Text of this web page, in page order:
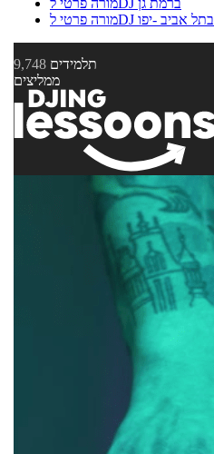
מורה פרטי לDJ בתל אביב -יפו
9,748 תלמידים
ממליצים